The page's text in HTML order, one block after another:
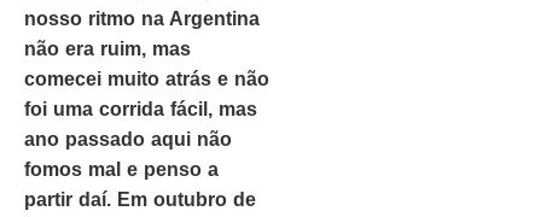
nosso ritmo na Argentina
não era ruim, mas
comecei muito atrás e não
foi uma corrida fácil, mas
ano passado aqui não
fomos mal e penso a
partir daí. Em outubro de